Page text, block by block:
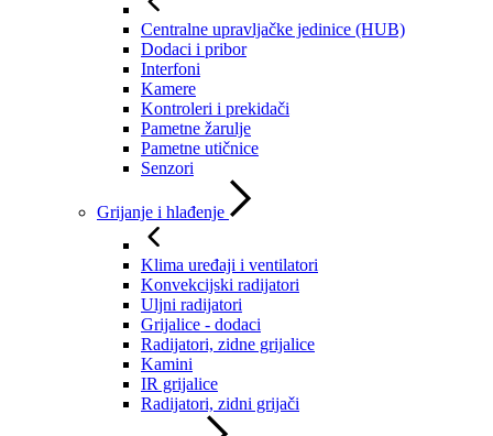
Centralne upravljačke jedinice (HUB)
Dodaci i pribor
Interfoni
Kamere
Kontroleri i prekidači
Pametne žarulje
Pametne utičnice
Senzori
Grijanje i hlađenje
Klima uređaji i ventilatori
Konvekcijski radijatori
Uljni radijatori
Grijalice - dodaci
Radijatori, zidne grijalice
Kamini
IR grijalice
Radijatori, zidni grijači